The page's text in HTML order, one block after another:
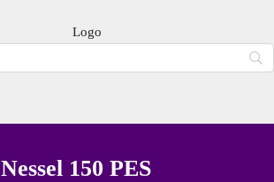
Nessel 150 PES